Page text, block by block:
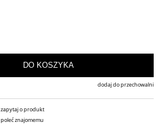
DO KOSZYKA
dodaj do przechowalni
zapytaj o produkt
poleć znajomemu